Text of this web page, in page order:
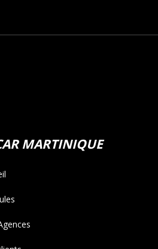
MARTINIQUE